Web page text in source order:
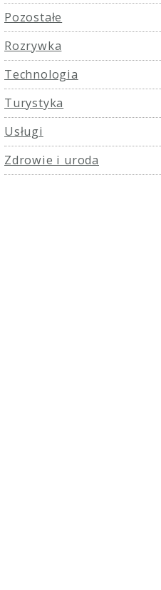
Pozostałe
Rozrywka
Technologia
Turystyka
Usługi
Zdrowie i uroda